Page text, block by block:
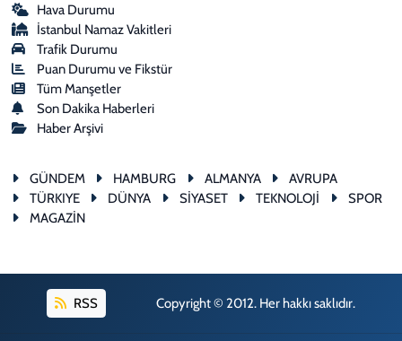
Hava Durumu
İstanbul Namaz Vakitleri
Trafik Durumu
Puan Durumu ve Fikstür
Tüm Manşetler
Son Dakika Haberleri
Haber Arşivi
GÜNDEM HAMBURG ALMANYA
AVRUPA
TÜRKIYE
DÜNYA SİYASET TEKNOLOJİ
SPOR
MAGAZİN
RSS Copyright © 2012. Her hakkı saklıdır.